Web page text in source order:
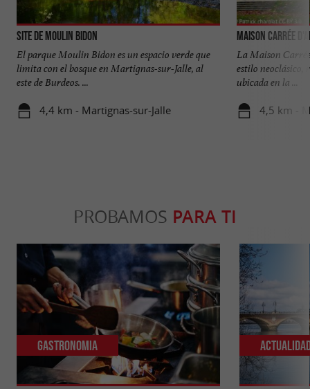
Site de Moulin Bidon
El parque Moulin Bidon es un espacio verde que
limita con el bosque en Martignas-sur-Jalle, al
este de Burdeos. ...
4,4 km - Martignas-sur-Jalle
Maison Carrée
La Maison
estilo neoclásico,
ubicada en la ...
4,5 km -
PROBAMOS PARA TI
Gastronomia